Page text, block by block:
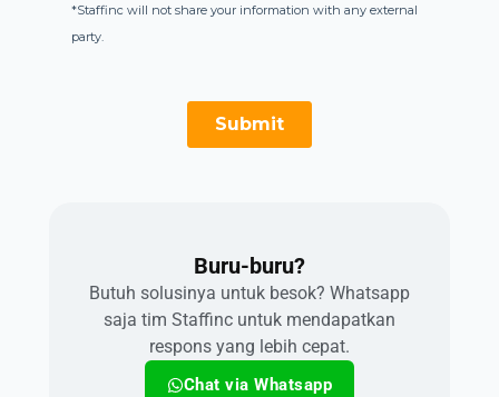
Buru-buru?​
Butuh solusinya untuk besok? Whatsapp
saja tim Staffinc untuk mendapatkan
respons yang lebih cepat.
Chat via Whatsapp